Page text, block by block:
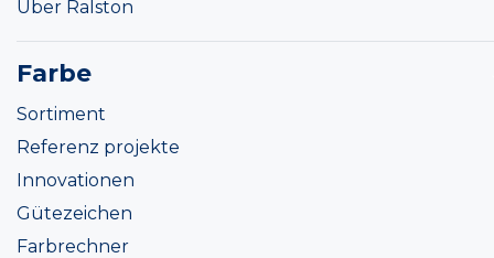
Über Ralston
Farbe
Sortiment
Referenz projekte
Innovationen
Gütezeichen
Farbrechner